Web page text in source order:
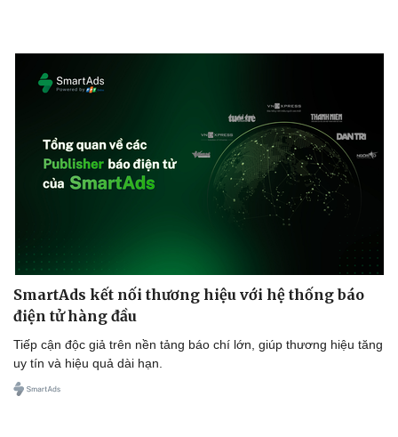
SmartAds kết nối thương hiệu với hệ thống báo
điện tử hàng đầu
Tiếp cận độc giả trên nền tảng báo chí lớn, giúp thương hiệu tăng
uy tín và hiệu quả dài hạn.